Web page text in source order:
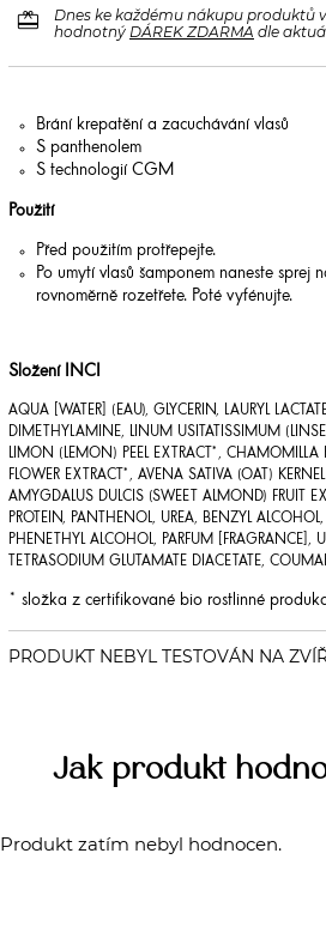
redeem
Dnes ke každému nákupu produktů
hodnotný DÁREK ZDARMA dle
Brání krepatění a zacuchávání vlasů
S panthenolem
S technologií CGM
Použití
Před použitím protřepejte.
Po umytí vlasů šamponem naneste sprej
rovnoměrně rozetřete. Poté vyfénujte.
Složení INCI
AQUA [WATER] (EAU), GLYCERIN, LAURYL
DIMETHYLAMINE, LINUM USITATISSIMUM
LIMON (LEMON) PEEL EXTRACT*, CHAMOMILLA
FLOWER EXTRACT*, AVENA SATIVA (OAT)
AMYGDALUS DULCIS (SWEET ALMOND) FRUIT
PROTEIN, PANTHENOL, UREA, BENZYL
PHENETHYL ALCOHOL, PARFUM [FRAGRANCE],
TETRASODIUM GLUTAMATE DIACETATE,
* složka z certifikované bio rostlinné
Jak produkt
Produkt zatím nebyl hodnocen.